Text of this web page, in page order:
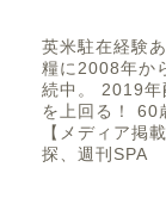
英米駐在経験
糧に2008年か
続中。 2019年
を上回る！ 60
【メディア掲
探、週刊SPA